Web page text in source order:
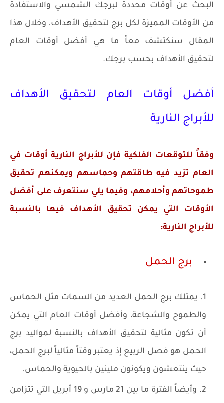
البحث عن أوقات محددة لبرجك الشمسي والاستفادة
من الأوقات المميزة لكل برج لتحقيق الأهداف. وخلال هذا
المقال سنكتشف معاً ما هي أفضل أوقات العام
لتحقيق الأهداف بحسب برجك.
أفضل أوقات العام لتحقيق الأهداف
للأبراج النارية
وفقاً للتوقعات الفلكية فإن للأبراج النارية أوقات في
العام تزيد فيه طاقتهم وحماسهم ويمكنهم تحقيق
طموحاتهم وأحلامهم، وفيما يلي سنتعرف على أفضل
الأوقات التي يمكن تحقيق الأهداف فيها بالنسبة
للأبراج النارية:
برج الحمل
يمتلك برج الحمل العديد من السمات مثل الحماس
والطموح والشجاعة، وأفضل أوقات العام التي يمكن
أن تكون مثالية لتحقيق الأهداف بالنسبة لمواليد برج
الحمل هو فصل الربيع إذ يعتبر وقتاً مثالياً لبرج الحمل،
حيث ينتعشون ويكونون مليئين بالحيوية والحماس.
وأيضاً الفترة ما بين 21 مارس و 19 أبريل التي تتزامن